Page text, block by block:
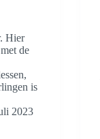
Hier
de
is
2023